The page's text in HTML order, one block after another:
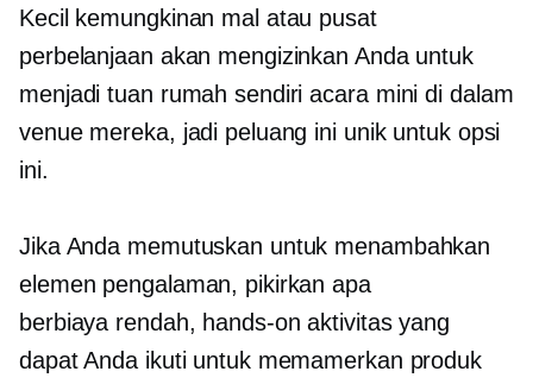
Kecil kemungkinan mal atau pusat
perbelanjaan akan mengizinkan Anda untuk
menjadi tuan rumah sendiriacara mini di dalam
venue mereka, jadi peluang ini unik untuk opsi
ini.
Jika Anda memutuskan untuk menambahkan
elemen pengalaman, pikirkan apa
berbiaya rendah, hands-on aktivitas yang
dapat Anda ikuti untuk memamerkan produk